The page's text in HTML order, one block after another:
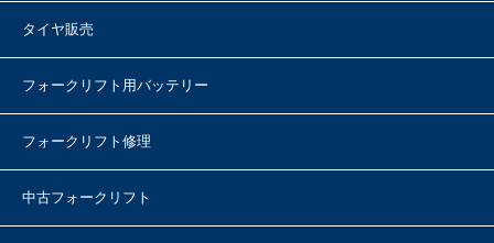
タイヤ販売
フォークリフト用バッテリー
フォークリフト修理
中古フォークリフト